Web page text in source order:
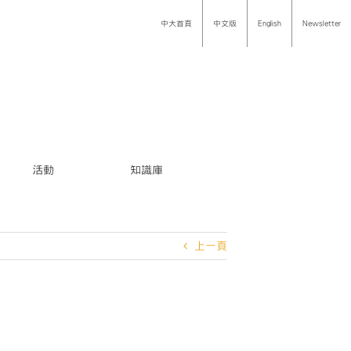
中大首頁 中文版 English Newsletter
活動 知識庫
上一頁